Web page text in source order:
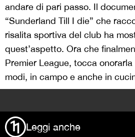
andare di pari passo. Il
“Sunderland Till I die” che
risalita sportiva del club ha
quest’aspetto. Ora che
Premier League, tocca
modi, in campo e anche in
Leggi anche